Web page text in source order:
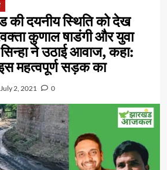
की दयनीय स्थिति को देख
कुणाल षाडंगी और युवा
ने उठाई आवाज, कहा:
महत्वपूर्ण सड़क का
July 2, 2021 0